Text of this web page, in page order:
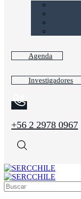
Agenda
Investigadores
+56 2 2978 0967